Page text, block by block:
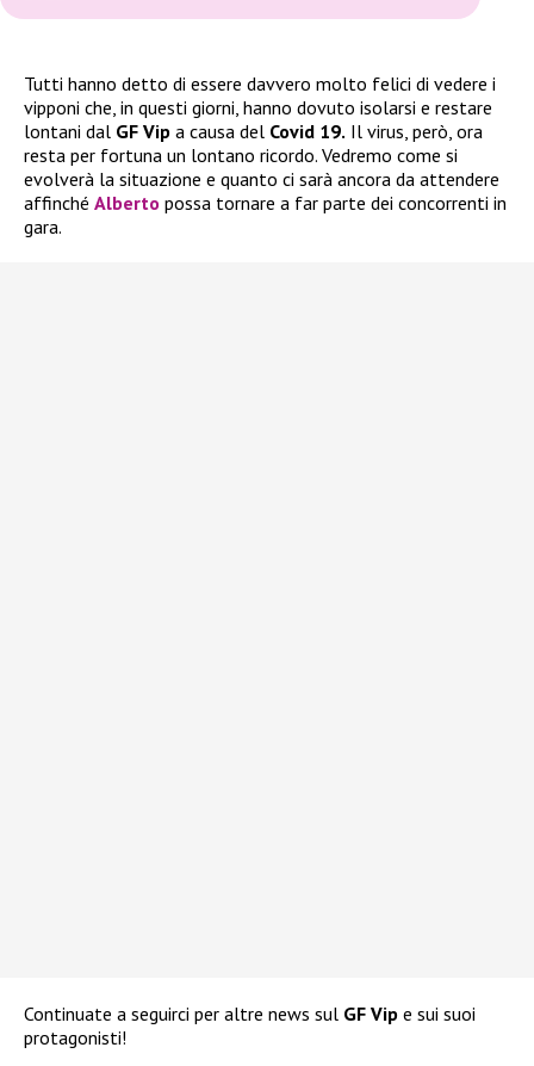
Tutti hanno detto di essere davvero molto felici di vedere i
vipponi che, in questi giorni, hanno dovuto isolarsi e restare
lontani dal GF Vip a causa del Covid 19. Il virus, però, ora
resta per fortuna un lontano ricordo. Vedremo come si
evolverà la situazione e quanto ci sarà ancora da attendere
affinché Alberto possa tornare a far parte dei concorrenti in
gara.
Continuate a seguirci per altre news sul GF Vip e sui suoi
protagonisti!